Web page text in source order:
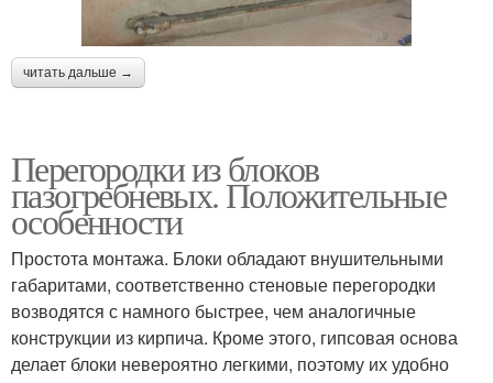
читать дальше →
Перегородки из блоков
пазогребневых. Положительные
особенности
Простота монтажа. Блоки обладают внушительными
габаритами, соответственно стеновые перегородки
возводятся с намного быстрее, чем аналогичные
конструкции из кирпича. Кроме этого, гипсовая основа
делает блоки невероятно легкими, поэтому их удобно